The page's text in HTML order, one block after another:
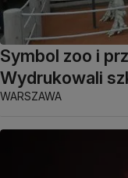
Symbol zoo i
Wydrukowali
WARSZAWA